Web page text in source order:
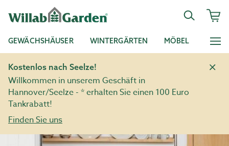
GEWÄCHSHÄUSER WINTERGÄRTEN MÖBEL
Kostenlos nach Seelze!
Willkommen in unserem Geschäft in
Hannover/Seelze - * erhalten Sie einen 100 Euro
Tankrabatt!
Finden Sie uns